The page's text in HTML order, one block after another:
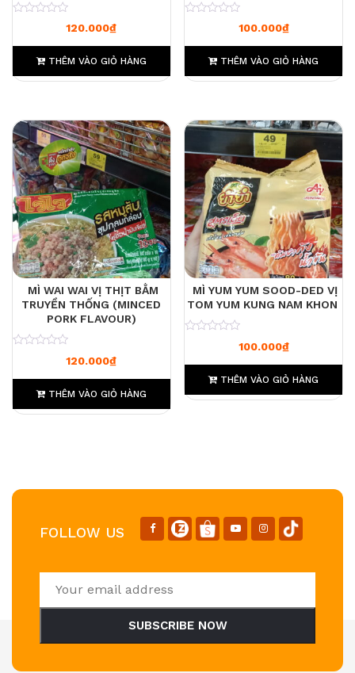
120.000₫
THÊM VÀO GIỎ HÀNG
100.000₫
THÊM VÀO GIỎ HÀNG
MÌ WAI WAI VỊ THỊT BẰM
TRUYỀN THỐNG (MINCED
PORK FLAVOUR)
120.000₫
THÊM VÀO GIỎ HÀNG
MÌ YUM YUM SOOD-DED VỊ
TOM YUM KUNG NAM KHON
100.000₫
THÊM VÀO GIỎ HÀNG
FOLLOW US
SUBSCRIBE NOW